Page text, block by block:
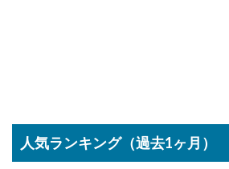
人気ランキング（過去1ヶ月）